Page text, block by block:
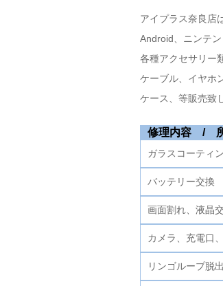
アイプラス奈良店
Android、ニンテン
各種アクセサリー
ケーブル、イヤホ
ケース、等販売致
修理内容 /
ガラスコーテ
バッテリー交
画面割れ、液
カメラ、充電口
リンゴループ